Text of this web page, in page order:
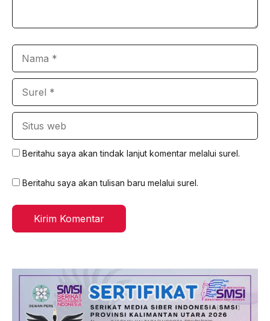
Beritahu saya akan tindak lanjut komentar melalui surel.
Beritahu saya akan tulisan baru melalui surel.